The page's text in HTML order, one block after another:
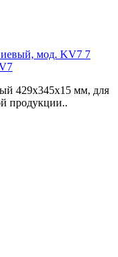
429х345x15 мм, для
продукции..